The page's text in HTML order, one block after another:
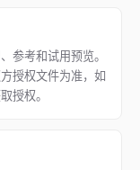
参考和试用预览。
授权文件为准，如
授权。